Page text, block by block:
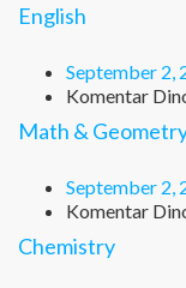
English
September 2,
Komentar
Math &
September 2,
Komentar
Chemistry